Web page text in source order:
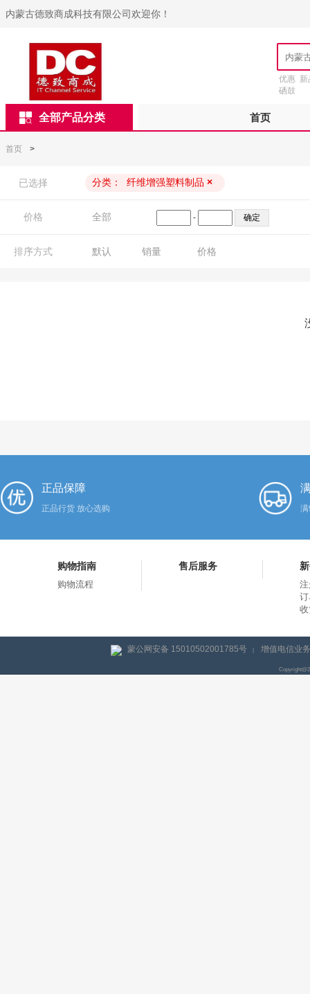
内蒙古德致商成科技有限公司欢迎你！
优惠 新
硒鼓
全部产品分类 首页
首页 >
已选择 分类： 纤维增强塑料制品 ×
价格 全部 -
排序方式 默认 销量 价格
正品保障
正品行货 放心选购
购物指南
购物流程
售后服务
蒙公网安备 15010502001785号 | 增值电信业